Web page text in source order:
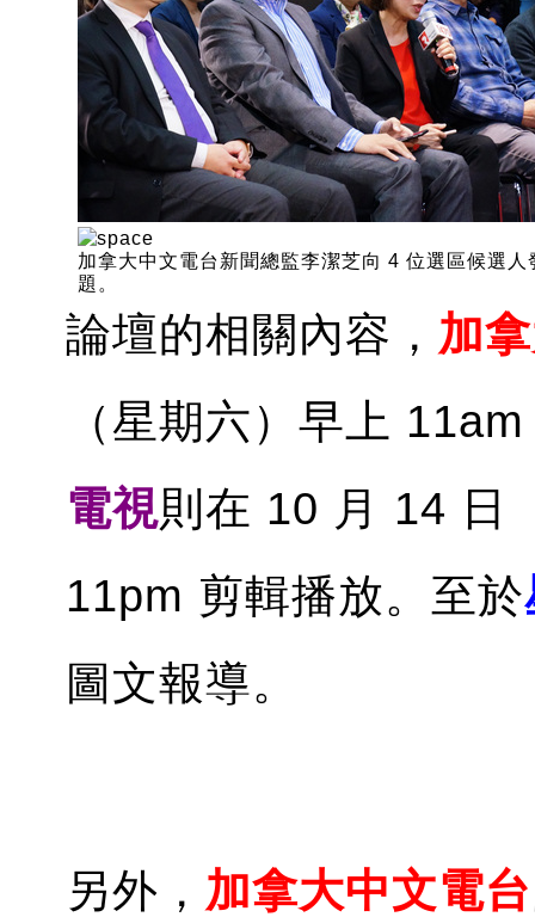
加拿大中文電台新聞總監李潔芝向 4 位選區候選人
題。
論壇的相關內容， 加
（星期六）早上
電視則在 10 月 14 日
11pm 剪輯播放。至於
圖文報導。
另外， 加拿大中文電台